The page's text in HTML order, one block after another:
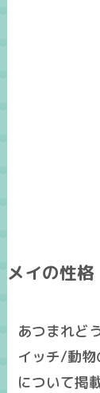
メイの性格
あつまれど
イッチ/動
について掲